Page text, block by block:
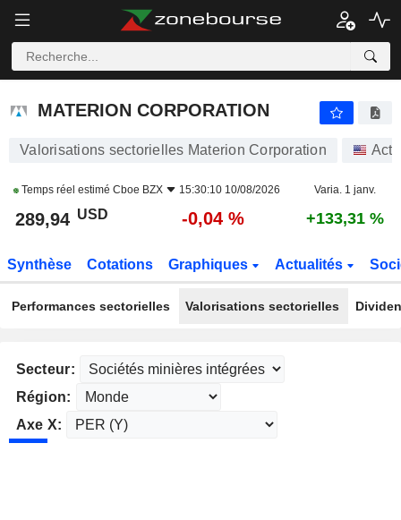
MATERION CORPORATION
MATERION CORPORATION
Valorisations sectorielles Materion Corporation
Temps réel estimé Cboe BZX 15:30:10 10/08/2026 Varia. 1 janv.
289,94 USD -0,04 % +133,31 %
Synthèse Cotations Graphiques Actualités
Performances sectorielles Valorisations sectorielles
Secteur:
Région:
Axe X: